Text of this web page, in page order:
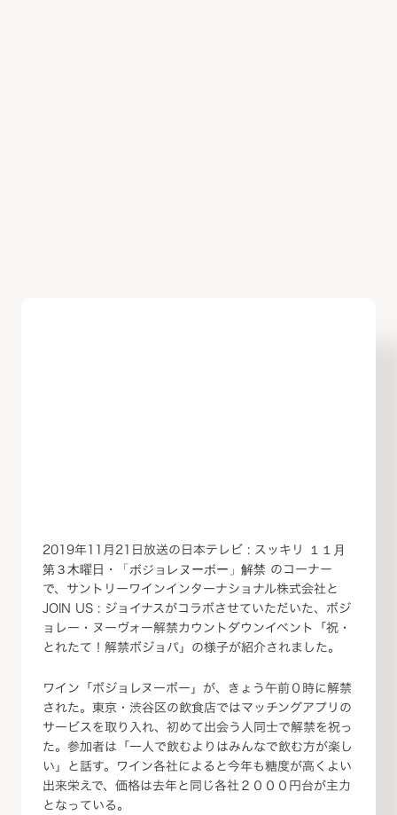
2019年11月21日放送の日本テレビ : スッキリ
１１月
第３木曜日・「ボジョレヌーボー」解禁 のコーナー
で、サントリーワインインターナショナル株式会社と
JOIN US : ジョイナスがコラボさせていただいた、ボジ
ョレー・ヌーヴォー解禁カウントダウンイベント「祝・
とれたて！解禁ボジョパ」の様子が紹介されました。
ワイン「ボジョレヌーボー」が、きょう午前０時に解禁
された。東京・渋谷区の飲食店ではマッチングアプリの
サービスを取り入れ、初めて出会う人同士で解禁を祝っ
た。参加者は「一人で飲むよりはみんなで飲む方が楽し
い」と話す。ワイン各社によると今年も糖度が高くよい
出来栄えで、価格は去年と同じ各社２０００円台が主力
となっている。